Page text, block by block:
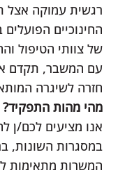
רגשית עמוקה אצל
החינוכיים
של צוותי הטיפול
עם המשבר, תקדם
חזרה לשיגרה
מהי מהות התפקיד?
אנו מציעים לכם/ן
במסגרות השונות,
המשרות מתאימות